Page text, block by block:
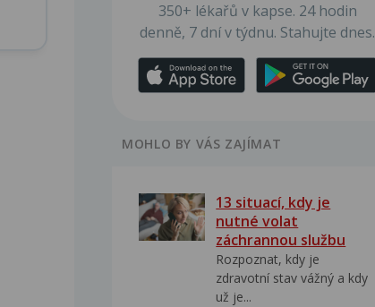
350+ lékařů v kapse. 24 hodin
denně, 7 dní v týdnu. Stahujte dnes.
MOHLO BY VÁS ZAJÍMAT
13 situací, kdy je
nutné volat
záchrannou službu
Rozpoznat, kdy je
zdravotní stav vážný a kdy
už je...